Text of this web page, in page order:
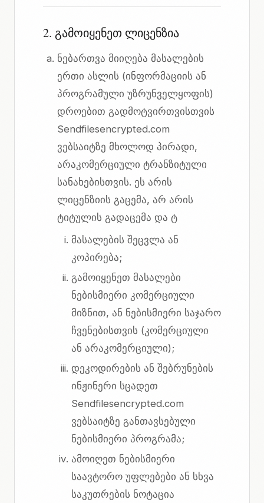
2. გამოიყენეთ ლიცენზია
ნებართვა მიიღება მასალების
ერთი ასლის (ინფორმაციის ან
პროგრამული უზრუნველყოფის)
დროებით გადმოტვირთვისთვის
Sendfilesencrypted.com
ვებსაიტზე მხოლოდ პირადი,
არაკომერციული ტრანზიტული
სანახებისთვის. ეს არის
ლიცენზიის გაცემა, არ არის
ტიტულის გადაცემა და ტ
მასალების შეცვლა ან
კოპირება;
გამოიყენეთ მასალები
ნებისმიერი კომერციული
მიზნით, ან ნებისმიერი საჯარო
ჩვენებისთვის (კომერციული
ან არაკომერციული);
დეკოდირების ან შებრუნების
ინჟინერი სცადეთ
Sendfilesencrypted.com
ვებსაიტზე განთავსებული
ნებისმიერი პროგრამა;
ამოიღეთ ნებისმიერი
საავტორო უფლებები ან სხვა
საკუთრების ნოტაცია